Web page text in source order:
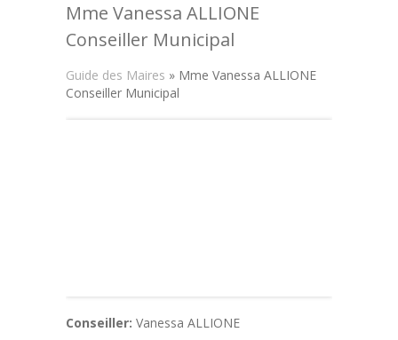
Mme Vanessa ALLIONE
Conseiller Municipal
Guide des Maires » Mme Vanessa ALLIONE
Conseiller Municipal
Conseiller: Vanessa ALLIONE